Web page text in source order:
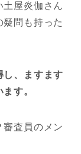
土屋炎伽さん
問も持った
し、ますます
す。
査員のメン